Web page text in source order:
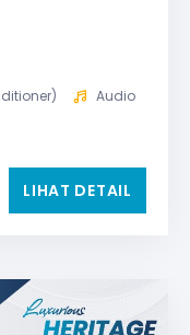
Audio
LIHAT DETAIL